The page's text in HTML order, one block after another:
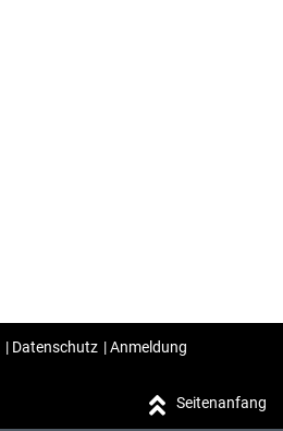
| Datenschutz |Anmeldung
Seitenanfang